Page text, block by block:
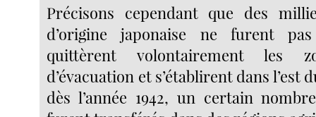
Précisons cependant que des
d’origine japonaise ne furent
quittèrent volontairement les
d’évacuation et s’établirent dans l’est
dès l’année 1942, un certain